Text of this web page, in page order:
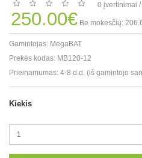
0 įvertinimai /
250.00€ Be mokesčių:
Gamintojas: MegaBAT
Prekės kodas: MB120-12
Prieinamumas: 4-8 d.d. (iš gamintojo
Kiekis